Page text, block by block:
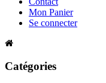
Mon Panier
Se connecter
Catégories